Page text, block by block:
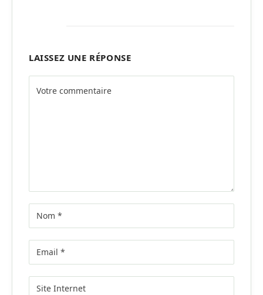
LAISSEZ UNE RÉPONSE